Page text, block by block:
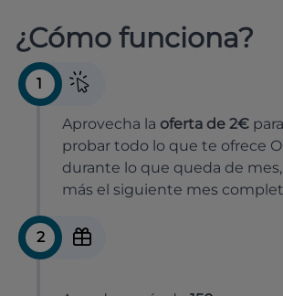
¿Cómo funciona?
1
Aprovecha la oferta de 2€ para
probar todo lo que te ofrece
durante lo que queda de mes,
más el siguiente mes
2